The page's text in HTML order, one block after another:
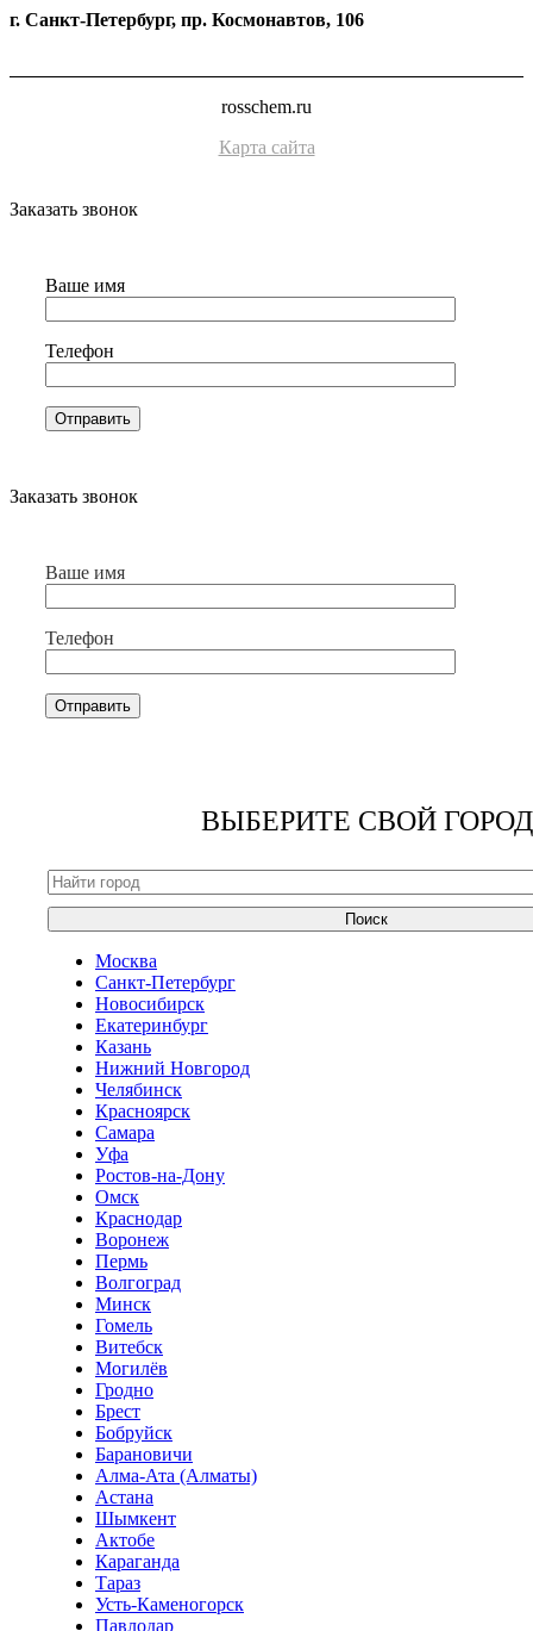
г. Санкт-Петербург, пр. Космонавтов, 106
rosschem.ru
Карта сайта
Заказать звонок
Ваше имя
Телефон
Заказать звонок
Ваше имя
Телефон
ВЫБЕРИТЕ СВОЙ ГОРОД
Поиск
Москва
Санкт-Петербург
Новосибирск
Екатеринбург
Казань
Нижний Новгород
Челябинск
Красноярск
Самара
Уфа
Ростов-на-Дону
Омск
Краснодар
Воронеж
Пермь
Волгоград
Минск
Гомель
Витебск
Могилёв
Гродно
Брест
Бобруйск
Барановичи
Алма-Ата (Алматы)
Астана
Шымкент
Актобе
Караганда
Тараз
Усть-Каменогорск
Павлодар